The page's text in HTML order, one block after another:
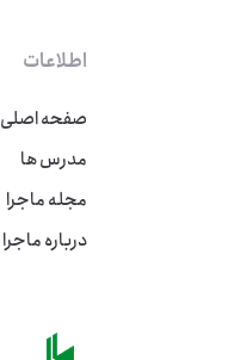
اطلاعات
صفحه اصلی
مدرس ها
مجله ماجرا
درباره ماجرا